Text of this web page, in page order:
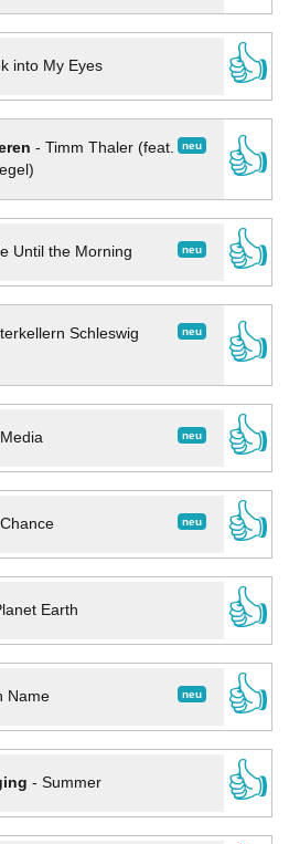
into My Eyes
👍
neu
- Timm Thaler (feat.
👍
neu
Until the Morning
👍
neu
Schleswig
👍
neu
👍
neu
👍
Earth
👍
neu
Name
👍
- Summer
👍